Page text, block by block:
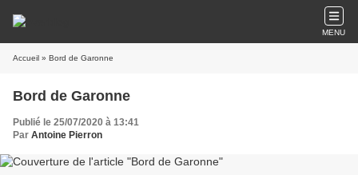
MENU
Accueil » Bord de Garonne
Bord de Garonne
Publié le 25/07/2020 à 13:41
Par Antoine Pierron